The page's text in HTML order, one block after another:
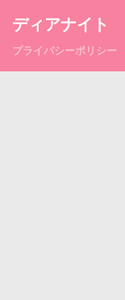
ディアナイト
プライバシーポリシー